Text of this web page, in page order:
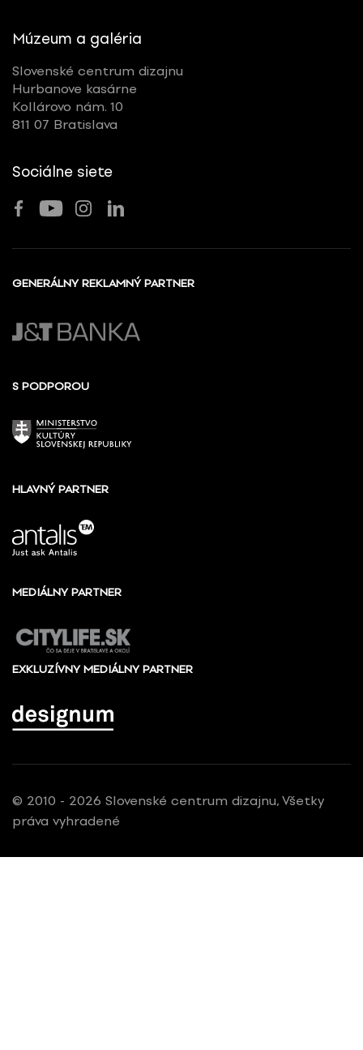
Múzeum a galéria
Slovenské centrum dizajnu
Hurbanove kasárne
Kollárovo nám. 10
811 07 Bratislava
Sociálne siete
GENERÁLNY REKLAMNÝ PARTNER
S PODPOROU
HLAVNÝ PARTNER
MEDIÁLNY PARTNER
EXKLUZÍVNY MEDIÁLNY PARTNER
© 2010 - 2026 Slovenské centrum dizajnu, Všetky
práva vyhradené